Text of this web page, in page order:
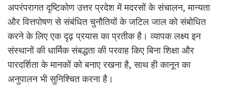
अपरंपरागत दृष्टिकोण उत्तर प्रदेश में मदरसों के संचालन, मान्यता
और वित्तपोषण से संबंधित चुनौतियों के जटिल जाल को संबोधित
करने के लिए एक दृढ़ प्रयास का प्रतीक है। व्यापक लक्ष्य इन
संस्थानों की धार्मिक संबद्धता की परवाह किए बिना शिक्षा और
पारदर्शिता के मानकों को बनाए रखना है, साथ ही कानून का
अनुपालन भी सुनिश्चित करना है।